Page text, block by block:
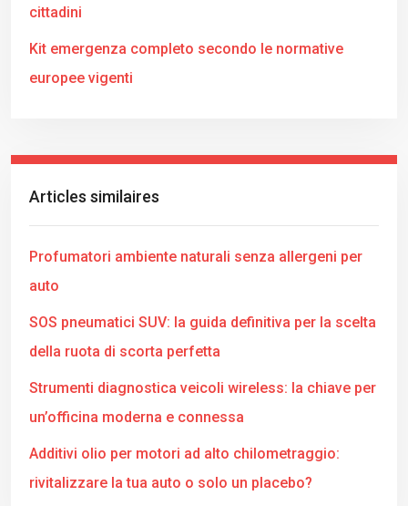
cittadini
Kit emergenza completo secondo le normative
europee vigenti
Articles similaires
Profumatori ambiente naturali senza allergeni per
auto
SOS pneumatici SUV: la guida definitiva per la scelta
della ruota di scorta perfetta
Strumenti diagnostica veicoli wireless: la chiave per
un’officina moderna e connessa
Additivi olio per motori ad alto chilometraggio:
rivitalizzare la tua auto o solo un placebo?